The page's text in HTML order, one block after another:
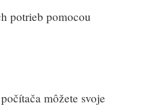
potrieb pomocou
môžete svoje